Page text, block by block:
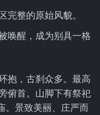
完整的原始风貌。
唤醒，成为别具一格
抱，古刹众多。最高
俯首。山脚下有祭祀
。景致美丽、庄严而